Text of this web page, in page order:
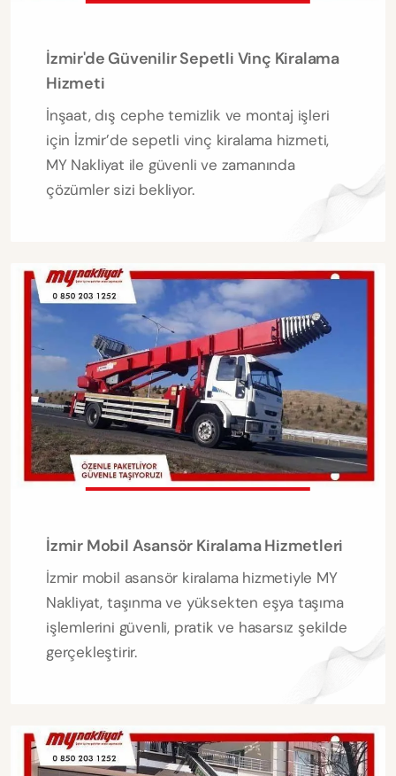
İzmir'de Güvenilir Sepetli Vinç Kiralama
Hizmeti
İnşaat, dış cephe temizlik ve montaj işleri
için İzmir’de sepetli vinç kiralama hizmeti,
MY Nakliyat ile güvenli ve zamanında
çözümler sizi bekliyor.
İzmir Mobil Asansör Kiralama Hizmetleri
İzmir mobil asansör kiralama hizmetiyle MY
Nakliyat, taşınma ve yüksekten eşya taşıma
işlemlerini güvenli, pratik ve hasarsız şekilde
gerçekleştirir.